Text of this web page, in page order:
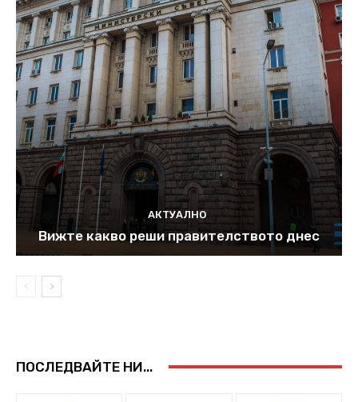
АКТУАЛНО
Вижте какво реши правителството днес
ПОСЛЕДВАЙТЕ НИ...